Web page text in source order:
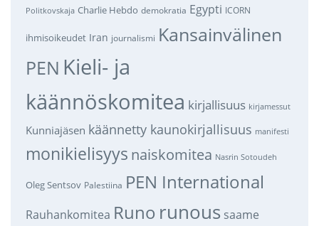
Politkovskaja Charlie Hebdo demokratia Egypti ICORN
ihmisoikeudet Iran journalismi Kansainvälinen
PEN Kieli- ja
käännöskomitea kirjallisuus kirjamessut
Kunniajäsen käännetty kaunokirjallisuus manifesti
monikielisyys naiskomitea Nasrin Sotoudeh
Oleg Sentsov Palestiina PEN International
Rauhankomitea Runo runous saame